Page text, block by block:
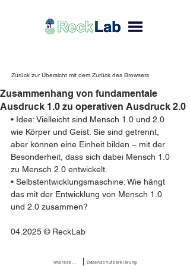
Zurück zur Übersicht mit dem Zurück des Browsers
Zusammenhang von fundamentale
Ausdruck 1.0 zu operativen Ausdruck 2.0
• Idee: Vielleicht sind Mensch 1.0 und 2.0
wie Körper und Geist. Sie sind getrennt,
aber können eine Einheit bilden – mit der
Besonderheit, dass sich dabei Mensch 1.0
zu Mensch 2.0 entwickelt.
• Selbstentwicklungsmaschine: Wie hängt
das mit der Entwicklung von Mensch 1.0
und 2.0 zusammen?
04.2025 © ReckLab
Datenschutzerklärung